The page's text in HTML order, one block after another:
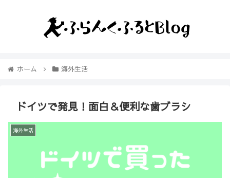
ホーム 海外生活
ドイツで発見！面白＆便利な歯ブラシ
海外生活